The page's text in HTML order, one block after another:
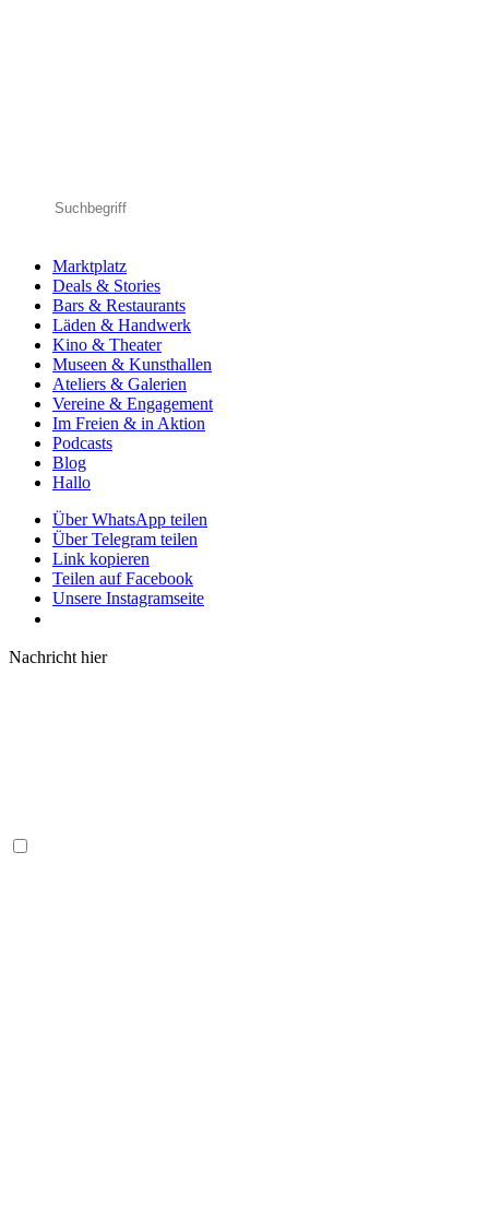
Marktplatz
Deals & Stories
Bars & Restaurants
Läden & Handwerk
Kino & Theater
Museen & Kunsthallen
Ateliers & Galerien
Vereine & Engagement
Im Freien & in Aktion
Podcasts
Blog
Hallo
Über WhatsApp teilen
Über Telegram teilen
Link kopieren
Teilen auf Facebook
Unsere Instagramseite
Nachricht hier